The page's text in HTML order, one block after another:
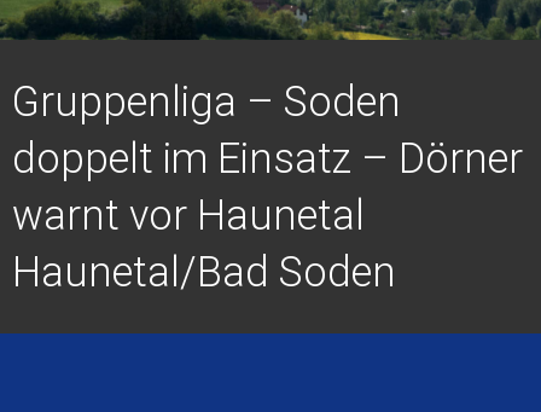
Gruppenliga – Soden
doppelt im Einsatz – Dörner
warnt vor Haunetal
Haunetal/Bad Soden